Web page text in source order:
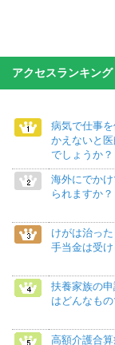
アクセスランキング
病気で仕事
かえないと
でしょうか？
海外にでか
られますか？
けがは治っ
手当金は受
扶養家族の
はどんなも
高額介護合